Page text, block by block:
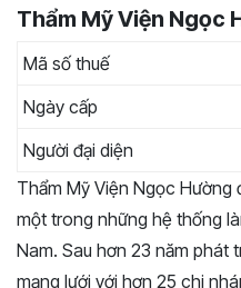
Thẩm Mỹ Viện Ngọc
Mã số thuế
Ngày cấp
Người đại diện
Thẩm Mỹ Viện Ngọc
một trong những hệ thống
Nam. Sau hơn 23 năm phát
mạng lưới với hơn 25 chi